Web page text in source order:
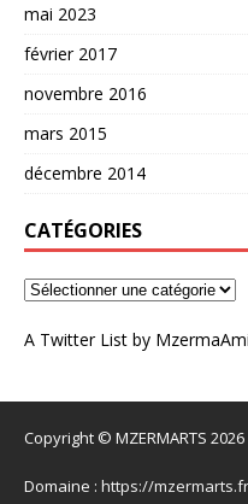
mai 2023
février 2017
novembre 2016
mars 2015
décembre 2014
CATÉGORIES
A Twitter List by
Copyright © MZERMARTS 2026
Domaine : https://